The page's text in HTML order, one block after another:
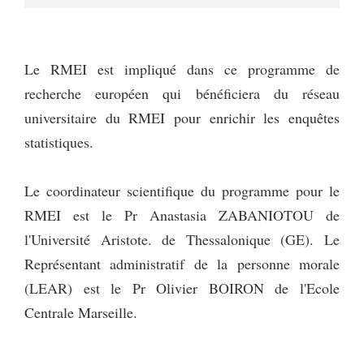
Le RMEI est impliqué dans ce programme de
recherche européen qui bénéficiera du réseau
universitaire du RMEI pour enrichir les enquêtes
statistiques.
Le coordinateur scientifique du programme pour le
RMEI est le Pr Anastasia ZABANIOTOU de
l'Université Aristote. de Thessalonique (GE). Le
Représentant administratif de la personne morale
(LEAR) est le Pr Olivier BOIRON de l'Ecole
Centrale Marseille.